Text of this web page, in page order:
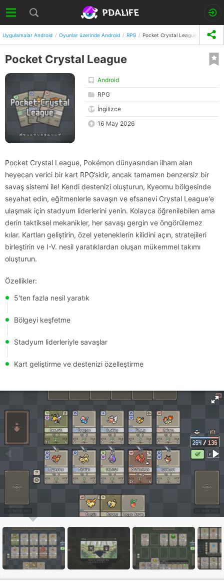
Uygulamalar Android Oyunlar üzerinde Android RPG Pocket Crystal League
Pocket Crystal League
Android
RPG
İngilizce
16 May 2026
Pocket Crystal League, Pokémon dünyasından ilham alan
heyecan verici bir kart RPG’sidir, ancak tamamen benzersiz bir
savaş sistemi ile! Kendi destenizi oluşturun, Kyeomu bölgesinde
seyahat edin, eğitmenlerle savaşın ve efsanevi Crystal League'e
ulaşmak için stadyum liderlerini yenin. Kolayca öğrenilebilen ama
derin taktiksel mekanikler, her savaşı gergin ve öngörülemez
kılar. Kartları geliştirin, özel yeteneklerin kilidini açın, stratejileri
birleştirin ve I-V. nesil yaratıklardan oluşan mükemmel takımı
oluşturun.
Özellikler:
5'ten fazla nesil yaratık
Bölgeyi keşfetme
Stadyum liderleriyle savaşlar
Kart geliştirme ve destenizi özelleştirme